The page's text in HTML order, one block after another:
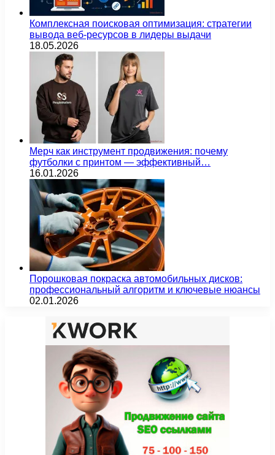
Комплексная поисковая оптимизация: стратегии
вывода веб-ресурсов в лидеры выдачи
18.05.2026
Мерч как инструмент продвижения: почему
футболки с принтом — эффективный…
16.01.2026
Порошковая покраска автомобильных дисков:
профессиональный алгоритм и ключевые нюансы
02.01.2026